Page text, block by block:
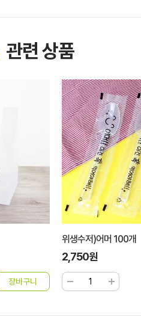
관련 상품
위생수저)어머 100개
2,750원